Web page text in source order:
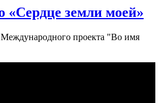
земли моей»
проекта "Во имя